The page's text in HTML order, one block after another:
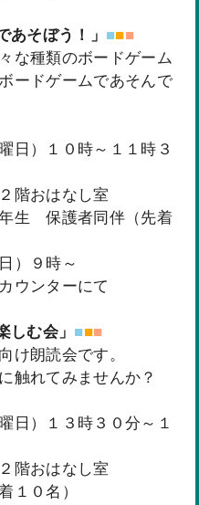
あそぼう！」 ■■■
な種類のボードゲーム
ードゲームであそんで
）１０時～１１時３
おはなし室
生 保護者同伴（先着
）９時～
ターにて
しむ会」 ■■■
け朗読会です。
触れてみませんか？
）１３時３０分～１
おはなし室
０名）